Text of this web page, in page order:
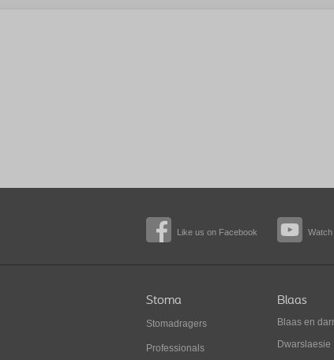
Like us on Facebook Watch
Stoma
Stomadragers
Professionals
Blaas
Blaas en
Dwarslaesie